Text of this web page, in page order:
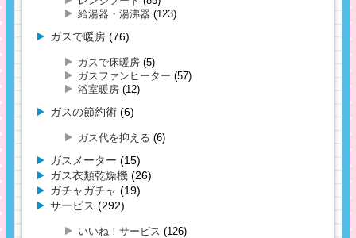
給湯器・湯沸器 (123)
ガスで暖房 (76)
ガスで床暖房 (5)
ガスファンヒーター (57)
浴室暖房 (12)
ガスの節約術 (6)
ガス代を抑える (6)
ガスメーター (15)
ガス衣類乾燥機 (26)
ガチャガチャ (19)
サービス (292)
いいね！サービス (126)